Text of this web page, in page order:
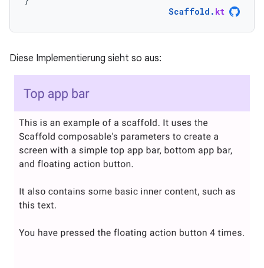
Scaffold . kt
Diese Implementierung sieht so aus: